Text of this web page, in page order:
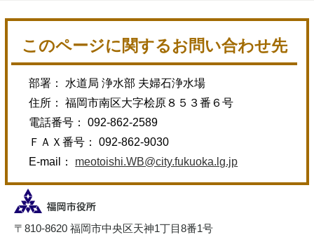
このページに関するお問い合わせ先
部署： 水道局 浄水部 夫婦石浄水場
住所： 福岡市南区大字桧原８５３番６号
電話番号： 092-862-2589
ＦＡＸ番号： 092-862-9030
E-mail： meotoishi.WB@city.fukuoka.lg.jp
〒810-8620 福岡市中央区天神1丁目8番1号